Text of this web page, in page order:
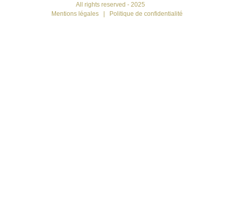
All rights reserved - 2025
Mentions légales | Politique de confidentialité